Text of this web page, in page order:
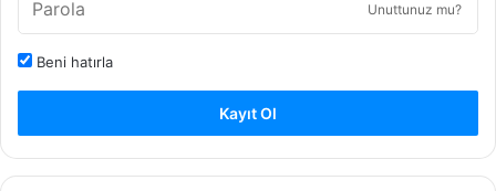
Unuttunuz mu?
Beni hatırla
Kayıt Ol